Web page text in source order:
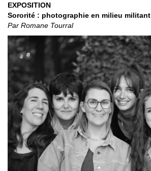
EXPOSITION
Sororité : photographie en milieu militant
Par Romane Tourral